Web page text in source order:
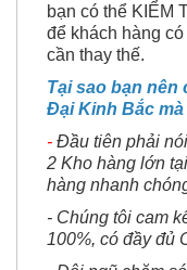
bạn có thể KIỂM
để khách hàng
cần thay thế.
Tại sao bạn
Đại Kinh Bắc
- Đầu tiên phải
2 Kho hàng lớn
hàng nhanh
- Chúng tôi cam
100%, có đầy đủ